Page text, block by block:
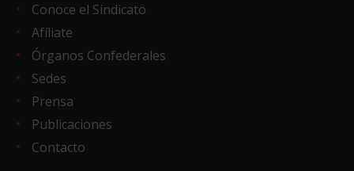
Conoce el Sindicato
Afíliate
Órganos Confederales
Sedes
Prensa
Publicaciones
Contacto